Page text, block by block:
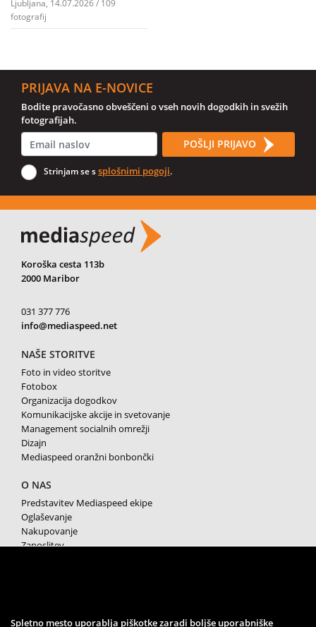
Ljubljana, 14.07.2026 / 109
fotografij
PRIJAVA NA E-NOVICE
Bodite pravočasno obveščeni o vseh novih dogodkih in svežih
fotografijah.
POŠLJI PRIJAVO
Strinjam se ssplošnimi pogoji.
Koroška cesta 113b
2000 Maribor
031 377 776
info@mediaspeed.net
NAŠE STORITVE
Foto in video storitve
Fotobox
Organizacija dogodkov
Komunikacijske akcije in svetovanje
Management socialnih omrežji
Dizajn
Mediaspeed oranžni bonbončki
O NAS
Predstavitev Mediaspeed ekipe
Oglaševanje
Nakupovanje
Zaposlitev
SPREMLJAJTE NAS
Spletno mesto uporablja piškotke zaradi boljše uporabniške